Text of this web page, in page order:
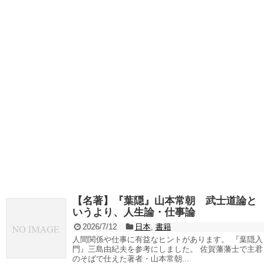
【名著】『葉隠』山本常朝 武士道論と
いうより、人生論・仕事論
2026/7/12 日本, 書籍
人間関係や仕事に有益なヒントがあります。 『葉隠入
門』三島由紀夫を参考にしました。 佐賀藩藩士で主君
のそばで仕えた著者・山本常朝...